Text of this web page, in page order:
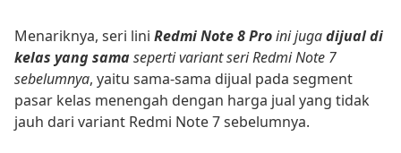
Menariknya, seri lini Redmi Note 8 Proini jugadijual di
kelas yang samaseperti variant seri Redmi Note 7
sebelumnya, yaitu sama-sama dijual pada segment
pasar kelas menengah dengan harga jual yang tidak
jauh dari variant Redmi Note 7 sebelumnya.